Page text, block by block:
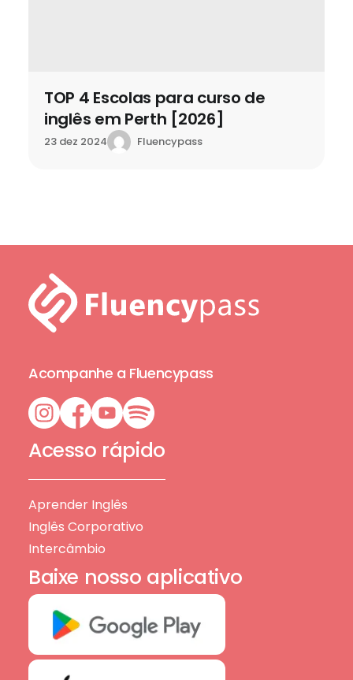
TOP 4 Escolas para curso de
inglês em Perth [2026]
23 dez 2024 Fluencypass
Acompanhe a Fluencypass
Acesso rápido
Aprender Inglês
Inglês Corporativo
Intercâmbio
Baixe nosso aplicativo